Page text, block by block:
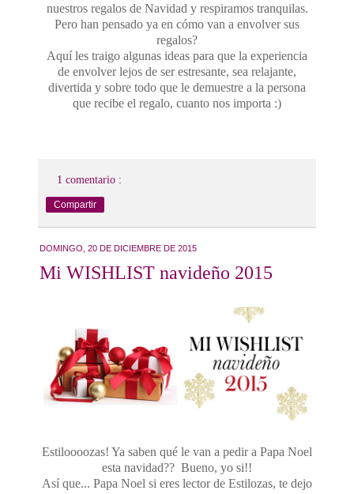
nuestros regalos de Navidad y respiramos tranquilas.
Pero han pensado ya en cómo van a envolver sus
regalos?
Aquí les traigo algunas ideas para que la experiencia
de envolver lejos de ser estresante, sea relajante,
divertida y sobre todo que le demuestre a la persona
que recibe el regalo, cuanto nos importa :)
1 comentario :
Compartir
DOMINGO, 20 DE DICIEMBRE DE 2015
Mi WISHLIST navideño 2015
Estiloooozas! Ya saben qué le van a pedir a Papa Noel
esta navidad?? Bueno, yo si!!
Así que... Papa Noel si eres lector de Estilozas, te dejo